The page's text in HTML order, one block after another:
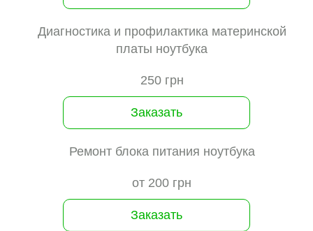
Диагностика и профилактика материнской
платы ноутбука
250 грн
Заказать
Ремонт блока питания ноутбука
от 200 грн
Заказать